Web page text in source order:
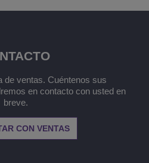
de ventas. Cuéntenos sus
en contacto con usted en
breve.
CON VENTAS